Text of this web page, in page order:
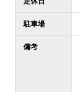
駐車場
備考